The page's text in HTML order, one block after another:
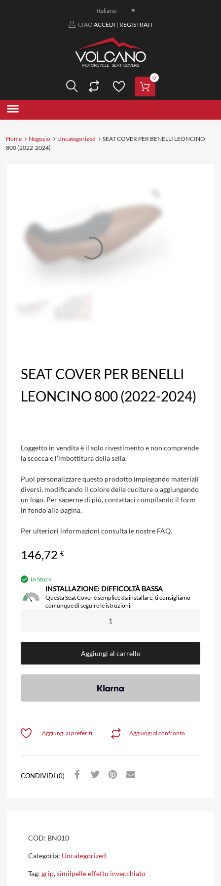
Italiano
CIAO ACCEDI | REGISTRATI
0
Home Negozio Uncategorized
SEAT COVER PER BENELLI LEONCINO
800 (2022-2024)
SEAT COVER PER BENELLI
LEONCINO 800 (2022-2024)
L’oggetto in vendita è il solo rivestimento e non comprende
la scocca e l’imbottitura della sella.
Puoi personalizzare questo prodotto impiegando materiali
diversi, modificando il colore delle cuciture o aggiungendo
un logo. Per saperne di più, contattaci compilando il form
in fondo alla pagina.
Per ulteriori informazioni consulta le nostre FAQ.
146,72 €
In Stock
INSTALLAZIONE: DIFFICOLTÀ BASSA
Questa Seat Cover è semplice da installare, ti consigliamo
comunque di seguire le istruzioni.
Aggiungi al carrello
Aggiungi al confronto
Aggiungi ai preferiti
CONDIVIDI (0)
COD: BN010
Categoria: Uncategorized
Tag: grip,similpelle effetto invecchiato